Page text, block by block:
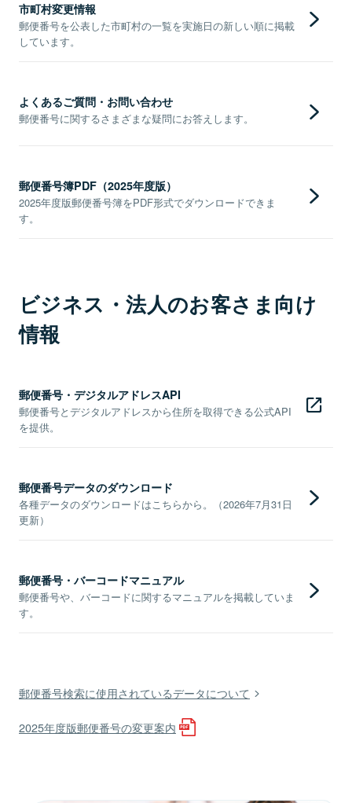
市町村変更情報
郵便番号を公表した市町村の一覧を実施日の新しい順に掲載
しています。
よくあるご質問・お問い合わせ
郵便番号に関するさまざまな疑問にお答えします。
郵便番号簿PDF（2025年度版）
2025年度版郵便番号簿をPDF形式でダウンロードできま
す。
ビジネス・法人のお客さま向け
情報
郵便番号・デジタルアドレスAPI
郵便番号とデジタルアドレスから住所を取得できる公式API
を提供。
郵便番号データのダウンロード
各種データのダウンロードはこちらから。（2026年7月31日
更新）
郵便番号・バーコードマニュアル
郵便番号や、バーコードに関するマニュアルを掲載していま
す。
郵便番号検索に使用されているデータについて
2025年度版郵便番号の変更案内